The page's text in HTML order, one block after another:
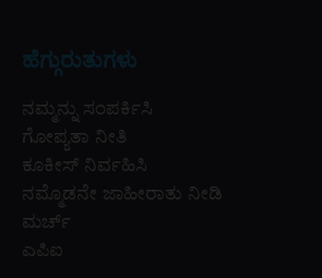
ಹೆಗ್ಗುರುತುಗಳು
ನಮ್ಮನ್ನು ಸಂಪರ್ಕಿಸಿ
ಗೋಪ್ಯತಾ ನೀತಿ
ಕೂಕೀಸ್ ನಿರ್ವಹಿಸಿ
ನಮ್ಮೊಡನೇ ಜಾಹೀರಾತು ನೀಡಿ
ಮರ್ಚ್
ಎಪಿಐ